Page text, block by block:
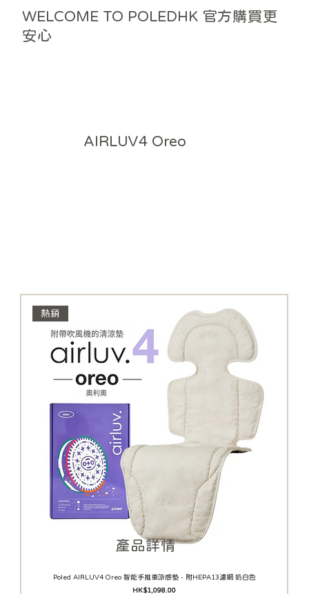
WELCOME TO POLEDHK 官方購買更
安心
AIRLUV4 Oreo
熱銷
Poled AIRLUV4 Oreo 智能手推車涼感墊 - 附HEPA13濾網 奶白色
價格
HK$1,098.00
​產品詳情